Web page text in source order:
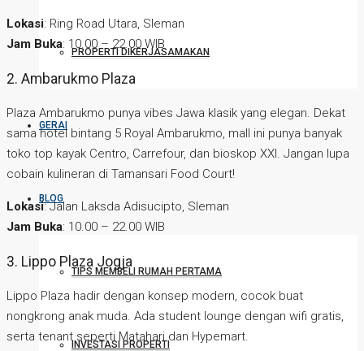
PROPERTI DIKERJASAMAKAN
GERAI
BLOG
TIPS MEMBELI RUMAH PERTAMA
INVESTASI PROPERTI
Lokasi: Ring Road Utara, Sleman
Jam Buka: 10.00 – 22.00 WIB
2. Ambarukmo Plaza
Plaza Ambarukmo punya vibes Jawa klasik yang elegan. Dekat
sama hotel bintang 5 Royal Ambarukmo, mall ini punya banyak
toko top kayak Centro, Carrefour, dan bioskop XXI. Jangan lupa
cobain kulineran di Tamansari Food Court!
Lokasi: Jalan Laksda Adisucipto, Sleman
Jam Buka: 10.00 – 22.00 WIB
3. Lippo Plaza Jogja
Lippo Plaza hadir dengan konsep modern, cocok buat
nongkrong anak muda. Ada student lounge dengan wifi gratis,
serta tenant seperti Matahari dan Hypemart.